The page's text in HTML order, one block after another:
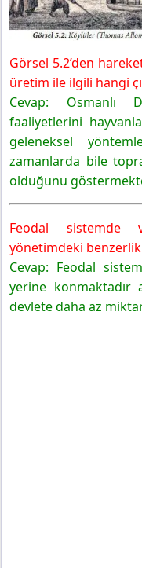
Görsel 5.2’den
üretim ile ilgili hangi
Cevap: Osmanlı
faaliyetlerini
geleneksel
zamanlarda bile
olduğunu
Feodal sistemde
yönetimdeki benzerlik
Cevap: Feodal
yerine konmaktadır
devlete daha az